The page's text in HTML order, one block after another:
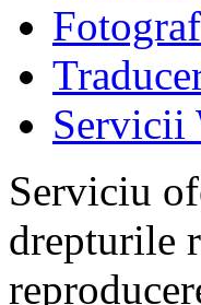
Servicii
Serviciu
drepturile